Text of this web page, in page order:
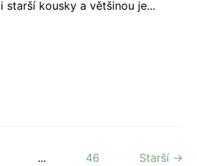
starší kousky a většinou je...
... 46 Starší →